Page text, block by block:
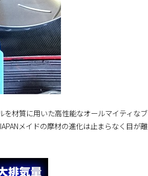
材質に用いた高性能なオールマイティなブ
メイドの摩材の進化は止まらなく目が離